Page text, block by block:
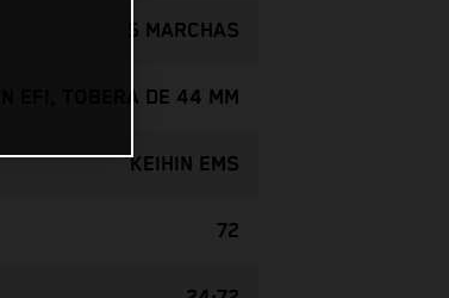
5 MARCHAS
EFI, TOBERA DE 44 MM
KEIHIN EMS
72